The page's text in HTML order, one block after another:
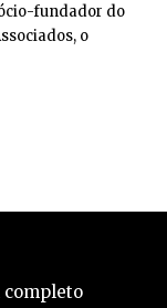
fundador do
o
completo